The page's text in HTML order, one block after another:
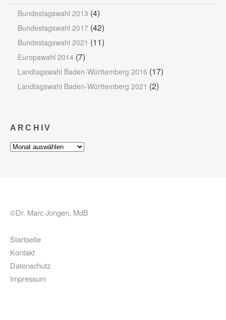
Bundestagswahl 2013 (4)
Bundestagswahl 2017 (42)
Bundestagswahl 2021 (11)
Europawahl 2014 (7)
Landtagswahl Baden-Württemberg 2016 (17)
Landtagswahl Baden-Württemberg 2021 (2)
ARCHIV
Archiv
©Dr. Marc Jongen, MdB
Startseite
Kontakt
Datenschutz
Impressum